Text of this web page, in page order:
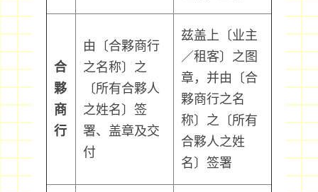
合
夥
商
行
由〔合夥商行
之名称〕之
〔所有合夥人
之姓名〕签
署、盖章及交
付
兹盖上〔业主
／租客〕之图
章，并由〔合
夥商行之名
称〕之〔所有
合夥人之姓
名〕签署